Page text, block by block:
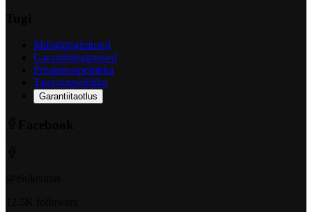
Müügitingimused
Garantiitingimused
Privaatsuspoliitika
Tagastuspoliitika
Garantiitaotlus